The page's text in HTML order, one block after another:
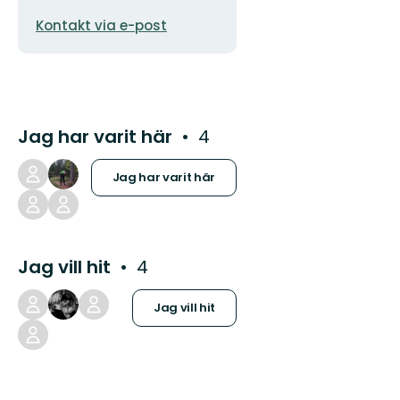
E-
Kontakt via e-post
Jag har varit här 4
Jag har varit här
Jag vill hit 4
Jag vill hit